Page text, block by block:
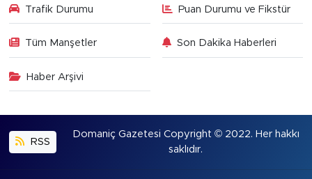
Trafik Durumu Puan Durumu ve Fikstür
Tüm Manşetler Son Dakika Haberleri
Haber Arşivi
RSS
Domaniç Gazetesi Copyright © 2022. Her hakkı
saklıdır.